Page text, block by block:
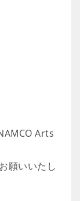
Arts
願いいたし